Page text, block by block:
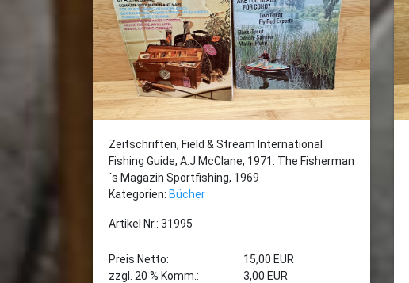
Zeitschriften, Field & Stream International
Fishing Guide, A.J.McClane, 1971. The Fisherman
´s Magazin Sportfishing, 1969
Kategorien: Bücher
Artikel Nr.: 31995
Preis Netto:
15,00 EUR
zzgl. 20 % Komm.:
3,00 EUR